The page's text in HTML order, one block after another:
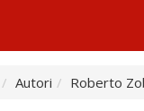
Autori Roberto